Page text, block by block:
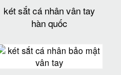
két sắt cá nhân vân tay
hàn quốc